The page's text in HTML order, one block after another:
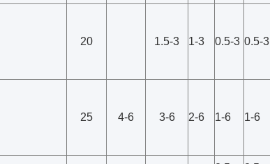
20 1.5-3 1-3 0.5-3 0.5-3
25 4-6 3-6 2-6 1-6 1-6